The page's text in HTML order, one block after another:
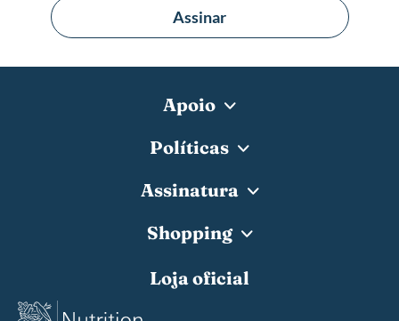
Assinar
Apoio
Políticas
Assinatura
Shopping
Loja oficial